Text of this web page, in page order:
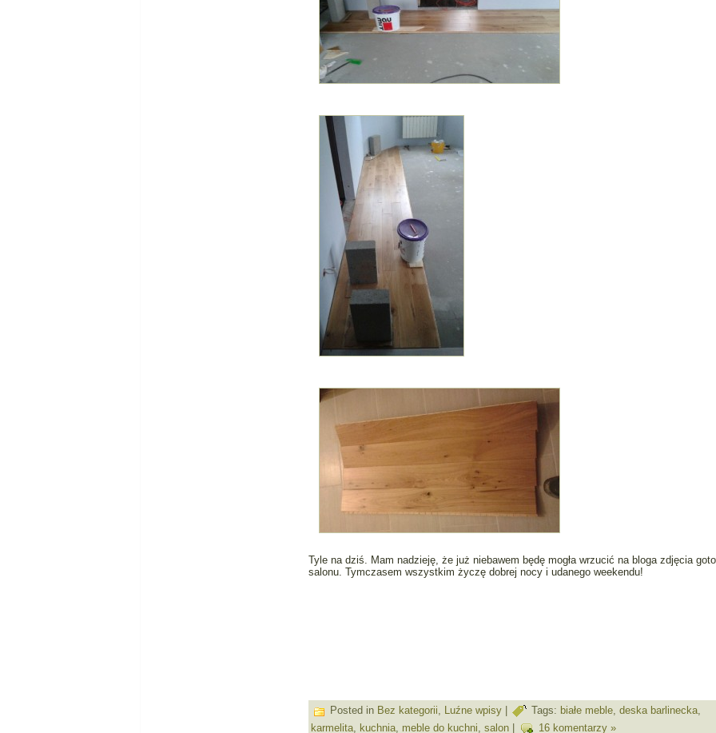
Tyle na dziś. Mam nadzieję, że już niebawem będę mogła wrzucić na bloga zdjęcia
salonu. Tymczasem wszystkim życzę dobrej nocy i udanego weekendu!
Posted in Bez kategorii, Luźne wpisy Tags: białe meble, deska barlinecka,
karmelita, kuchnia, meble do kuchni, salon 16 komentarzy »